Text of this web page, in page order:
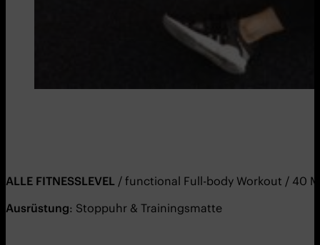
ALLE FITNESSLEVEL / functional Full-body Workout / 40
Ausrüstung: Stoppuhr & Trainingsmatte